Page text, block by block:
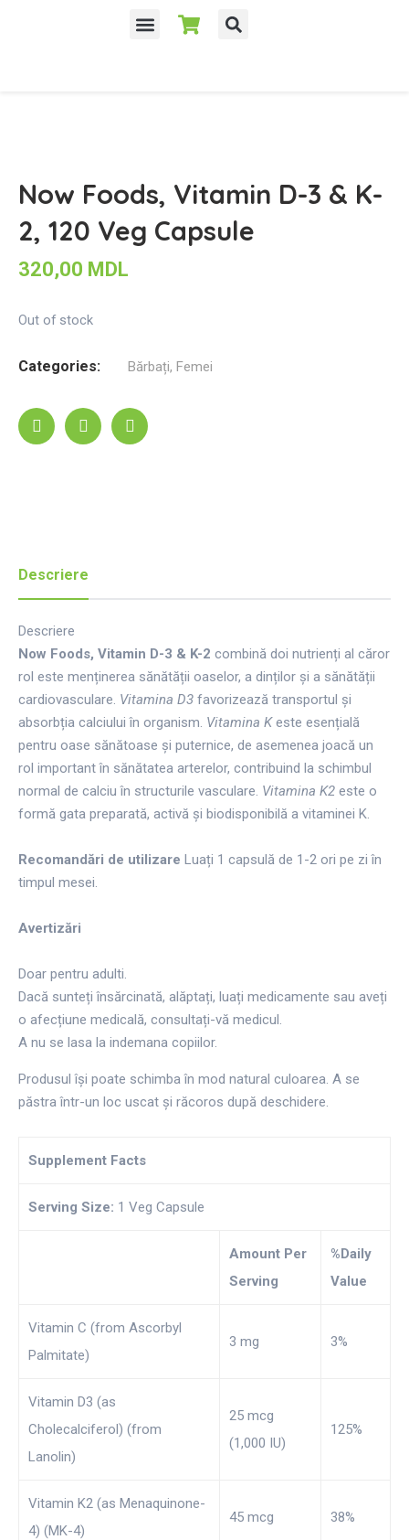
Now Foods, Vitamin D-3 & K-
2, 120 Veg Capsule
320,00 MDL
Out of stock
Categories: Bărbați, Femei
Descriere
Descriere
Now Foods, Vitamin D-3 & K-2 combină doi nutrienți al căror
rol este menținerea sănătății oaselor, a dinților și a sănătății
cardiovasculare. Vitamina D3 favorizează transportul și
absorbția calciului în organism. Vitamina Keste esențială
pentru oase sănătoase și puternice, de asemenea joacă un
rol important în sănătatea arterelor, contribuind la schimbul
normal de calciu în structurile vasculare. Vitamina K2 este o
formă gata preparată, activă și biodisponibilă a vitaminei K.
Recomandări de utilizare Luați 1 capsulă de 1-2 ori pe zi în
timpul mesei.
Avertizări
Doar pentru adulti.
Dacă sunteți însărcinată, alăptați, luați medicamente sau aveți
o afecțiune medicală, consultați-vă medicul.
A nu se lasa la indemana copiilor.
Produsul își poate schimba în mod natural culoarea. A se
păstra într-un loc uscat și răcoros după deschidere.
Supplement Facts
Serving Size: 1 Veg Capsule
Amount Per
Serving
%Daily
Value
Vitamin C (from Ascorbyl
Palmitate)
3 mg 3%
Vitamin D3 (as
Cholecalciferol) (from
Lanolin)
25 mcg
(1,000 IU)
125%
Vitamin K2 (as Menaquinone-
4) (MK-4)
45 mcg 38%